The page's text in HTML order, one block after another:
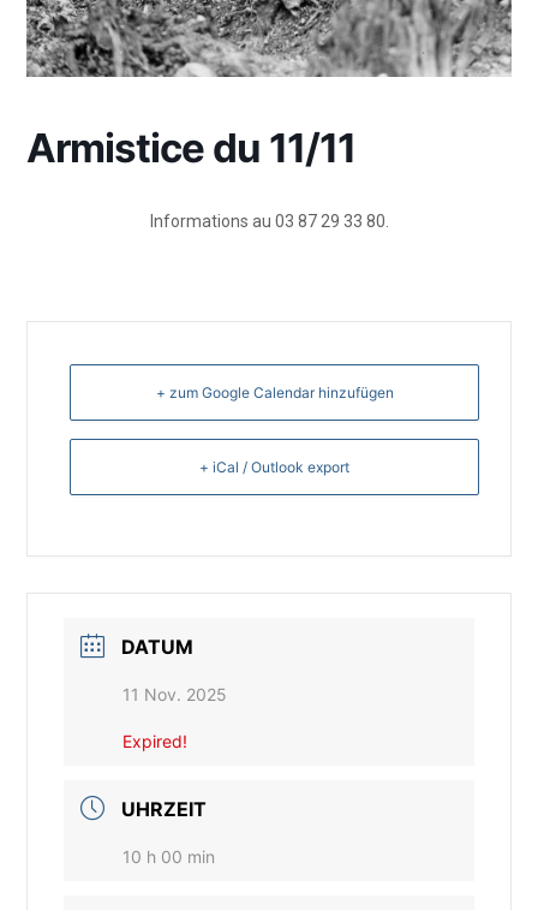
Armistice du 11/11
Informations au 03 87 29 33 80.
+ zum Google Calendar hinzufügen
+ iCal / Outlook export
DATUM
11 Nov. 2025
Expired!
UHRZEIT
10 h 00 min